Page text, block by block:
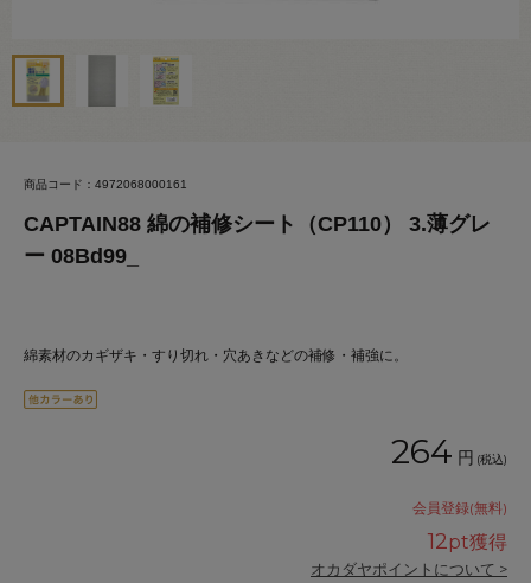
商品コード：4972068000161
CAPTAIN88 綿の補修シート（CP110） 3.薄グレ
ー 08Bd99_
綿素材のカギザキ・すり切れ・穴あきなどの補修・補強に。
264 円 (税込)
会員登録(無料)
12pt獲得
オカダヤポイントについて >